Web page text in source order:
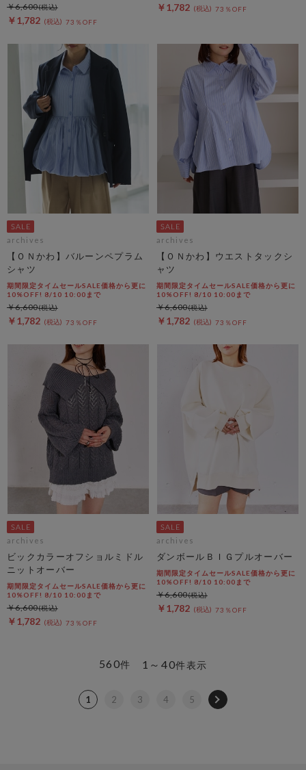
￥1,782 73％OFF
￥6,600 ￥1,782 73％OFF
archives
【ＯＮかわ】バルーンペプラム
シャツ
期間限定タイムセールSALE価格から更に
10%OFF! 8/10 10:00まで
￥1,782 73％OFF
￥6,600
archives
【ＯＮかわ】ウエストタックシ
ャツ
期間限定タイムセールSALE価格から更に
10%OFF! 8/10 10:00まで
￥1,782 73％OFF
￥6,600
archives
ビックカラーオフショルミドル
ニットオーバー
期間限定タイムセールSALE価格から更に
10%OFF! 8/10 10:00まで
￥1,782 73％OFF
￥6,600
archives
ダンボールＢＩＧプルオーバー
期間限定タイムセールSALE価格から更に
10%OFF! 8/10 10:00まで
￥1,782 73％OFF
￥6,600
1～40件表示
560件
1 2 3 4 5